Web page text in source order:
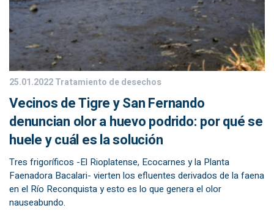
25.01.2022Tratamiento de desechos
Vecinos de Tigre y San Fernando
denuncian olor a huevo podrido: por qué se
huele y cuál es la solución
Tres frigoríficos -El Rioplatense, Ecocarnes y la Planta
Faenadora Bacalari- vierten los efluentes derivados de la faena
en el Río Reconquista y esto es lo que genera el olor
nauseabundo.